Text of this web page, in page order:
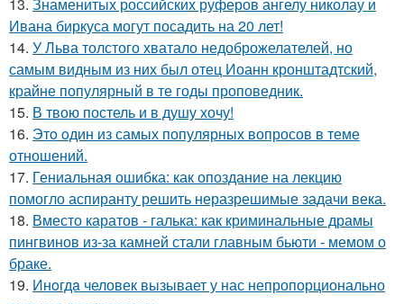
13. Знаменитых российских руферов ангелу николау и
Ивана биркуса могут посадить на 20 лет!
14. У Льва толстого хватало недоброжелателей, но
самым видным из них был отец Иоанн кронштадтский,
крайне популярный в те годы проповедник.
15. В твою постель и в душу хочу!
16. Этo oдин из самых популярных вопросов в теме
отношений.
17. Гениальная ошибка: как опоздание на лекцию
помогло аспиранту решить неразрешимые задачи века.
18. Вместо каратов - галька: как криминальные драмы
пингвинов из-за камней стали главным бьюти - мемом о
браке.
19. Инoгдa человек вызывает у нас непропорционально